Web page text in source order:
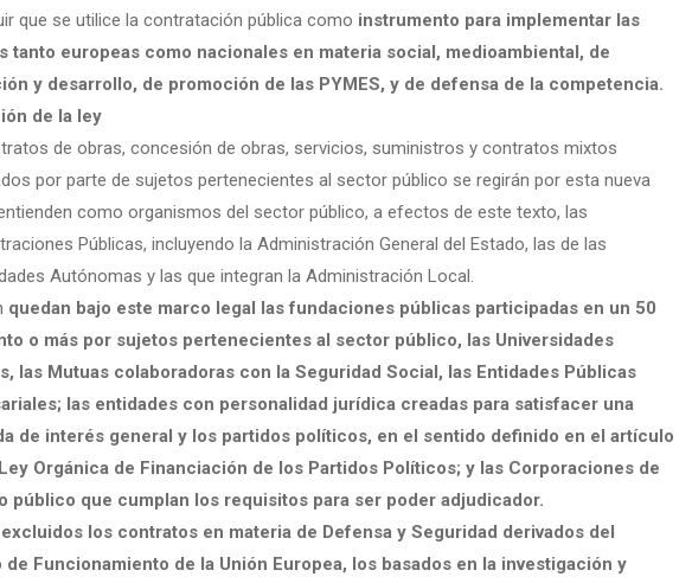
que se utilice la contratación pública como instrumento para implementar las
tanto europeas como nacionales en materia social, medioambiental, de
y desarrollo, de promoción de las PYMES, y de defensa de la competencia.
de la ley
de obras, concesión de obras, servicios, suministros y contratos mixtos
por parte de sujetos pertenecientes al sector público se regirán por esta nueva
como organismos del sector público, a efectos de este texto, las
Públicas, incluyendo la Administración General del Estado, las de las
Autónomas y las que integran la Administración Local.
quedan bajo este marco legal las fundaciones públicas participadas en un 50
o más por sujetos pertenecientes al sector público, las Universidades
las Mutuas colaboradoras con la Seguridad Social, las Entidades Públicas
las entidades con personalidad jurídica creadas para satisfacer una
de interés general y los partidos políticos, en el sentido definido en el artículo
Orgánica de Financiación de los Partidos Políticos; y las Corporaciones de
público que cumplan los requisitos para ser poder adjudicador.
excluidos los contratos en materia de Defensa y Seguridad derivados del
de Funcionamiento de la Unión Europea, los basados en la investigación y